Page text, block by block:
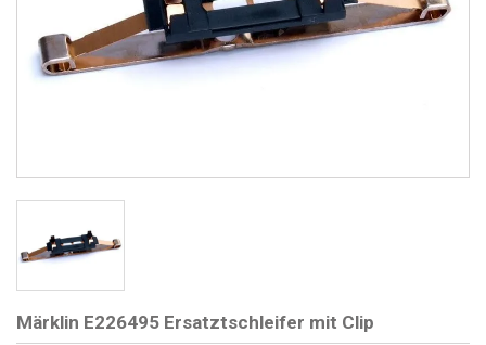
Märklin E226495 Ersatztschleifer mit Clip